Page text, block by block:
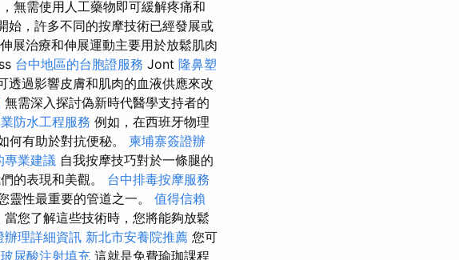
無需使用人工藥物即可緩解疼痛和
始，許多不同的按摩技術已經發展或
伸展治療和伸展運動主要用於放鬆肌肉
台中地區的台胞證服務 Jont 隆鼻塑
透過影響皮膚和肌肉的血液供應來改
無需深入探討偽新時代醫學支持者的
防水工程服務 例如，在西班牙物理
何有助於對抗便秘。 柬埔寨簽證辦
專業建議 自我按摩技巧對於一條腿的
的表現和美觀。 台中排毒按摩服務
靈性最重要的管道之一。 值得信賴
您了解這些技術時，您將能夠放鬆
辦理詳細資訊 新北市安養院推薦 您可
玻尿酸注射填充 這就是免費瑜珈課程